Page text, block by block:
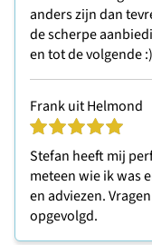
anders zijn dan
de scherpe
en tot de volgende
Frank uit Helmond
Stefan heeft mij
meteen wie ik was
en adviezen.
opgevolgd.